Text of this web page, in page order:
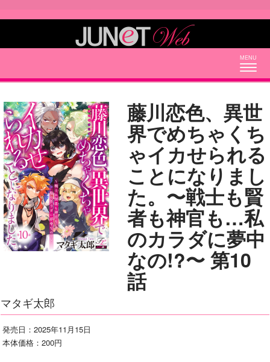
藤川恋色、異世
界でめちゃくち
ゃイカせられる
ことになりまし
た。〜戦士も賢
者も神官も…私
のカラダに夢中
なの!?〜 第10
話
マタギ太郎
発売日：2025年11月15日
本体価格：200円